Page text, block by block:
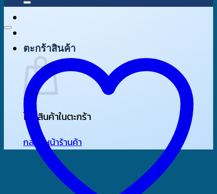
ตะกร้าสินค้า
ไม่มีสินค้าในตะกร้า
กลับสู่หน้าร้านค้า